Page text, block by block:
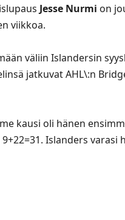
Jesse Nurmi on
viikkoa.
väliin Islandersin
jatkuvat AHL\:n
kausi oli hänen
Islanders